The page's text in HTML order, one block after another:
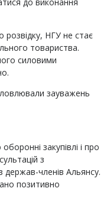
розвідку, НГУ не стає
товариства.
силовими
зауважень
закупівлі і про
з
членів Альянсу.
позитивно